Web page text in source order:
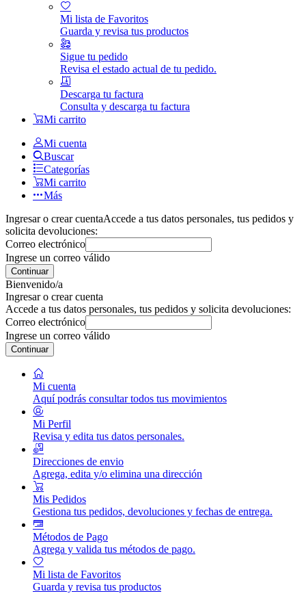
Mi lista de Favoritos
Guarda y revisa tus productos
Sigue tu pedido
Revisa el estado actual de tu pedido.
Descarga tu factura
Consulta y descarga tu factura
Mi carrito
Mi cuenta
Buscar
Categorías
Mi carrito
Más
Ingresar o crear cuentaAccede a tus datos personales, tus pedidos y
solicita devoluciones:
Correo electrónico
Ingrese un correo válido
Continuar
Bienvenido/a
Ingresar o crear cuenta
Accede a tus datos personales, tus pedidos y solicita devoluciones:
Correo electrónico
Ingrese un correo válido
Continuar
Mi cuenta
Aquí podrás consultar todos tus movimientos
Mi Perfil
Revisa y edita tus datos personales.
Direcciones de envio
Agrega, edita y/o elimina una dirección
Mis Pedidos
Gestiona tus pedidos, devoluciones y fechas de entrega.
Métodos de Pago
Agrega y valida tus métodos de pago.
Mi lista de Favoritos
Guarda y revisa tus productos